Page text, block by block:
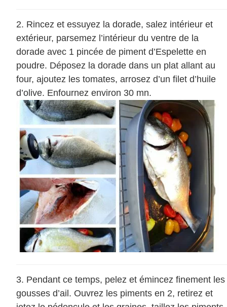
Rincez et essuyez la dorade, salez intérieur et
extérieur, parsemez l’intérieur du ventre de la
dorade avec 1 pincée de piment d’Espelette en
poudre. Déposez la dorade dans un plat allant au
four, ajoutez les tomates, arrosez d’un filet d’huile
d’olive. Enfournez environ 30 mn.
Pendant ce temps, pelez et émincez finement les
gousses d’ail. Ouvrez les piments en 2, retirez et